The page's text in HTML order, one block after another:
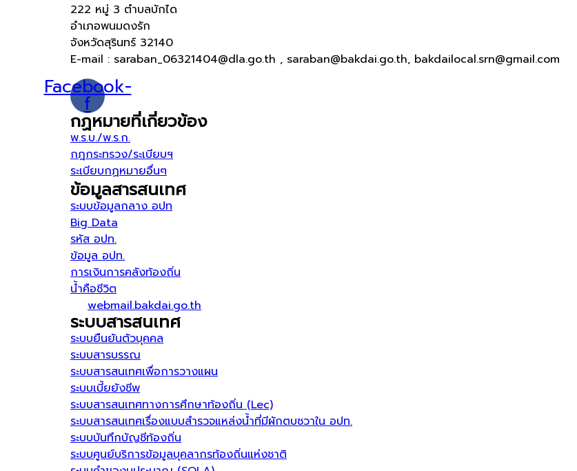
222 หมู่ 3 ตำบลบักได
อำเภอพนมดงรัก
จังหวัดสุรินทร์ 32140
E-mail : saraban_06321404@dla.go.th , saraban@bakdai.go.th, bakdailocal.srn@gmail.com
Facebook-
f
กฏหมายที่เกี่ยวข้อง
พ.ร.บ./พ.ร.ก.
กฎกระทรวง/ระเบียบฯ
ระเบียบกฏหมายอื่นๆ
ข้อมูลสารสนเทศ
ระบบข้อมูลกลาง อปท
Big Data
รหัส อปท.
ข้อมูล อปท.
การเงินการคลังท้องถิ่น
น้ำคือชีวิต
webmail.bakdai.go.th
ระบบสารสนเทศ
ระบบยืนยันตัวบุคคล
ระบบสารบรรณ
ระบบสารสนเทศเพื่อการวางแผน
ระบบเบี้ยยังชีพ
ระบบสารสนเทศทางการศึกษาท้องถิ่น (Lec)
ระบบสารสนเทศเรื่องแบบสำรวจแหล่งน้ำที่มีผักตบชวาใน อปท.
ระบบบันทึกบัญชีท้องถิ่น
ระบบศูนย์บริการข้อมูลบุคลากรท้องถิ่นแห่งชาติ